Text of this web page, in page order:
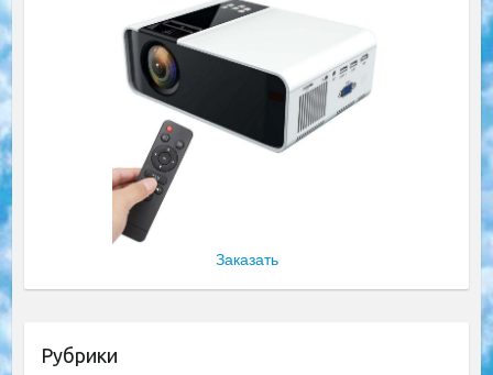
Заказать
Рубрики